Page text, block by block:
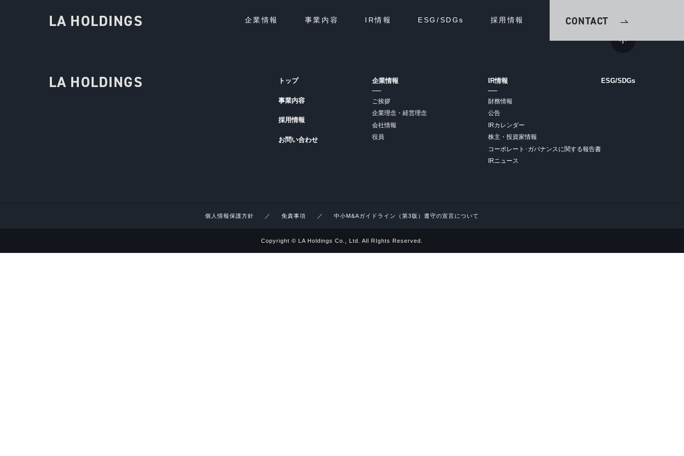
LA HOLDINGS 企業情報 事業内容 IR情報 ESG/SDGs 採用情報 CONTACT
LA HOLDINGS トップ
事業内容
採用情報
お問い合わせ
企業情報
ご挨拶
企業理念・経営理念
会社情報
役員
IR情報
財務情報
公告
IRカレンダー
株主・投資家情報
コーポレート･ガバナンスに関する報告書
IRニュース
ESG/SDGs
個人情報保護方針 免責事項 中小M&Aガイドライン（第3版）遵守の宣言について
Copyright © LA Holdings Co., Ltd. All RIghts Reserved.